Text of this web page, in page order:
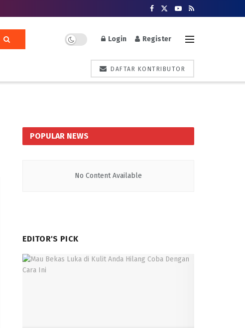
Login Register
DAFTAR KONTRIBUTOR
POPULAR NEWS
No Content Available
EDITOR'S PICK